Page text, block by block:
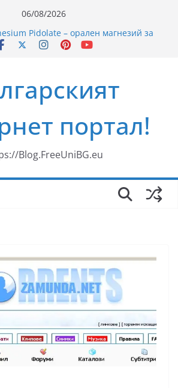
06/08/2026
Pidolate – орален магнезий за
мускулите, сърцето и нервната
превзема българския ефир
портал!
Blog.FreeUniBG.eu